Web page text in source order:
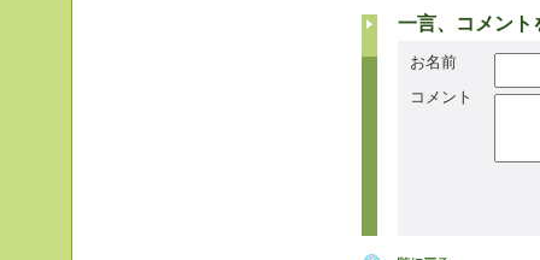
一言、コメント
お名前
コメント